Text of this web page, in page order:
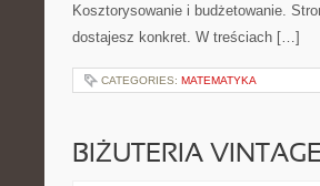
Kosztorysowanie i budżetowanie.
dostajesz konkret. W treściach […]
CATEGORIES: MATEMATYKA
BIŻUTERIA